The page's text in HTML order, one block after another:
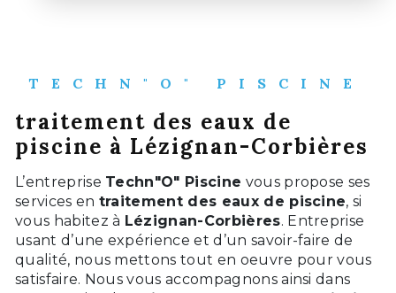
TECHN"O" PISCINE
traitement des eaux de
piscine à Lézignan-Corbières
L’entreprise Techn"O" Piscine vous propose ses
services en traitement des eaux de piscine, si
vous habitez à Lézignan-Corbières. Entreprise
usant d’une expérience et d’un savoir-faire de
qualité, nous mettons tout en oeuvre pour vous
satisfaire. Nous vous accompagnons ainsi dans